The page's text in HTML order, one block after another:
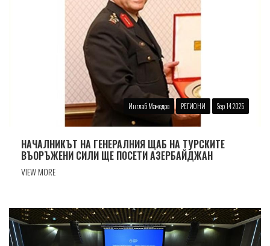
Инглаб Мамедов РЕГИОНИ Sep 14 2025
НАЧАЛНИКЪТ НА ГЕНЕРАЛНИЯ ЩАБ НА ТУРСКИТЕ
ВЪОРЪЖЕНИ СИЛИ ЩЕ ПОСЕТИ АЗЕРБАЙДЖАН
VIEW MORE